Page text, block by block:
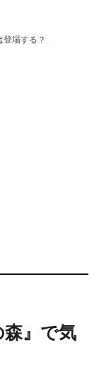
場する？
森』で気